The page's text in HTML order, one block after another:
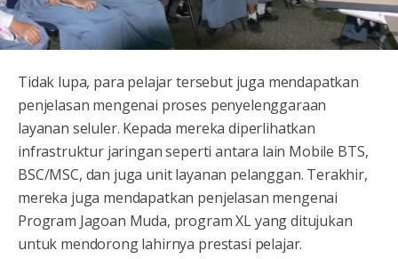
Tidak lupa, para pelajar tersebut juga mendapatkan
penjelasan mengenai proses penyelenggaraan
layanan seluler. Kepada mereka diperlihatkan
infrastruktur jaringan seperti antara lain Mobile BTS,
BSC/MSC, dan juga unit layanan pelanggan. Terakhir,
mereka juga mendapatkan penjelasan mengenai
Program Jagoan Muda, program XL yang ditujukan
untuk mendorong lahirnya prestasi pelajar.